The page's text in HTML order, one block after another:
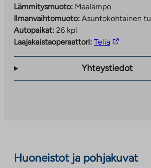
Lämmitysmuoto: Maalämpö
Ilmanvaihtomuoto: Asuntokohtainen
Autopaikat: 26 kpl
Laajakaistaoperaattori: TeliaLinkki
Yhteystiedot
Huoneistot ja pohjakuvat